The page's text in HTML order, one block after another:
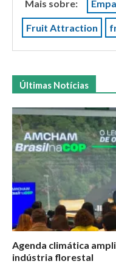
Mais sobre:
Fruit Attraction
Últimas Notícias
Agenda climática
indústria florestal